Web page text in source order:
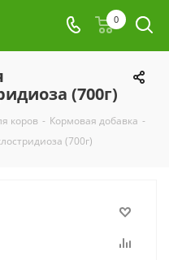
0
(700г)
коров - Кормовая добавка -
(700г)